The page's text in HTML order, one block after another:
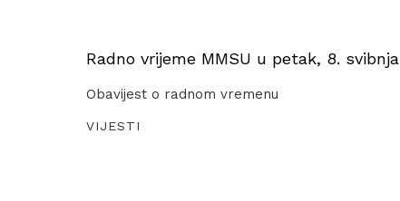
Radno vrijeme MMSU u petak, 8. svibnja
Obavijest o radnom vremenu
VIJESTI